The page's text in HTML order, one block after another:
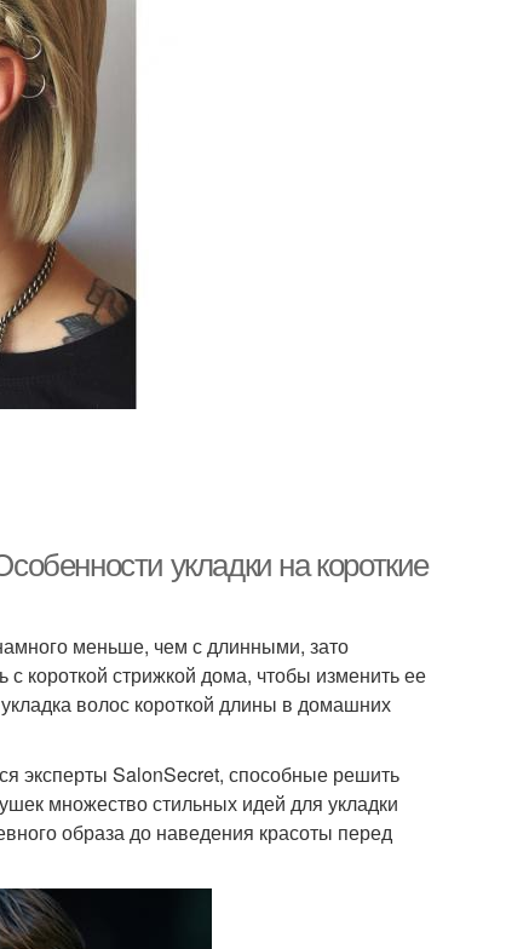
укладки на короткие
меньше, чем с длинными, зато
короткой стрижкой дома, чтобы изменить ее
волос короткой длины в домашних
эксперты SalonSecret, способные решить
множество стильных идей для укладки
образа до наведения красоты перед